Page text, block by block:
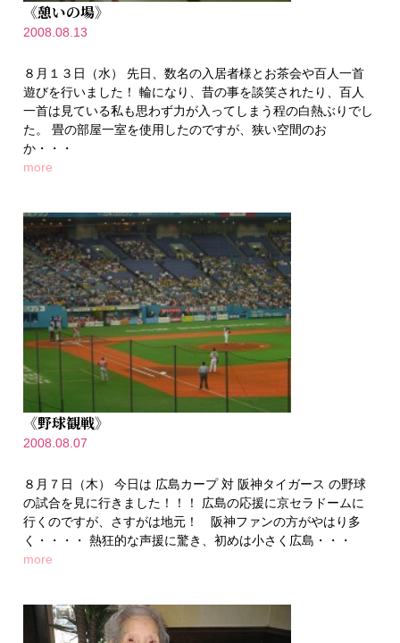
《憩いの場》
2008.08.13
８月１３日（水） 先日、数名の入居者様とお茶会や百人一首
遊びを行いました！ 輪になり、昔の事を談笑されたり、百人
一首は見ている私も思わず力が入ってしまう程の白熱ぶりでし
た。 畳の部屋一室を使用したのですが、狭い空間のお
か・・・
more
《野球観戦》
2008.08.07
８月７日（木） 今日は 広島カープ 対 阪神タイガース の野球
の試合を見に行きました！！！ 広島の応援に京セラドームに
行くのですが、さすがは地元！ 阪神ファンの方がやはり多
く・・・・ 熱狂的な声援に驚き、初めは小さく広島・・・
more